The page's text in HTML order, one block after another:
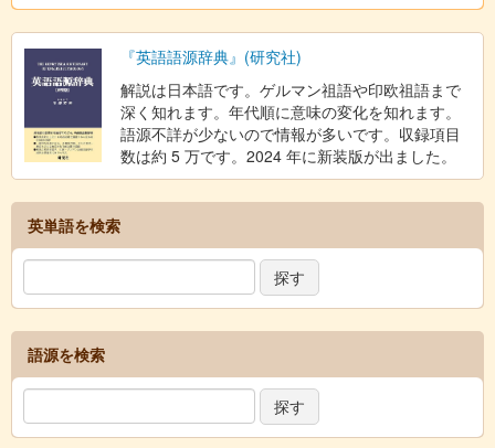
『英語語源辞典』(研究社)
解説は日本語です。ゲルマン祖語や印欧祖語まで
深く知れます。年代順に意味の変化を知れます。
語源不詳が少ないので情報が多いです。収録項目
数は約 5 万です。2024 年に新装版が出ました。
英単語を検索
語源を検索